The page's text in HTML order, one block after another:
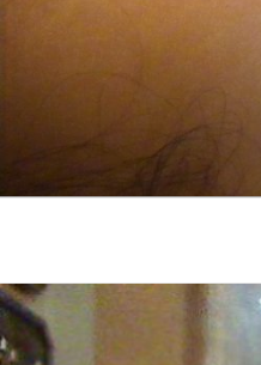
Inhalt